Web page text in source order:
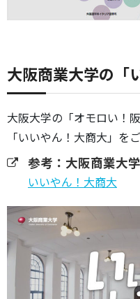
大阪商業大学の「
大阪大学の「オモロい！
「いいやん！大商大」を
参考：大阪商業大学
いいやん！大商大